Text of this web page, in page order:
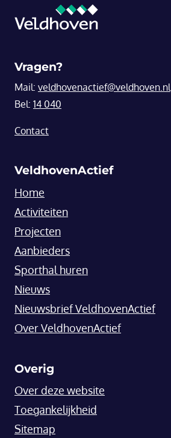
Vragen?
Mail: veldhovenactief@veldhoven.nl
Bel: 14 040
Contact
VeldhovenActief
Home
Activiteiten
Projecten
Aanbieders
Sporthal huren
Nieuws
Nieuwsbrief VeldhovenActief
Over VeldhovenActief
Overig
Over deze website
Toegankelijkheid
Sitemap